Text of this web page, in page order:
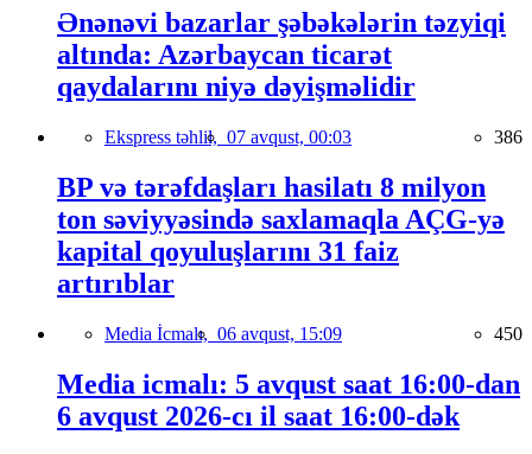
Ənənəvi bazarlar şəbəkələrin təzyiqi
altında: Azərbaycan ticarət
qaydalarını niyə dəyişməlidir
Ekspress təhlil, 07 avqust, 00:03 386
BP və tərəfdaşları hasilatı 8 milyon
ton səviyyəsində saxlamaqla AÇG-yə
kapital qoyuluşlarını 31 faiz
artırıblar
Media İcmalı, 06 avqust, 15:09 450
Media icmalı: 5 avqust saat 16:00-dan
6 avqust 2026-cı il saat 16:00-dək